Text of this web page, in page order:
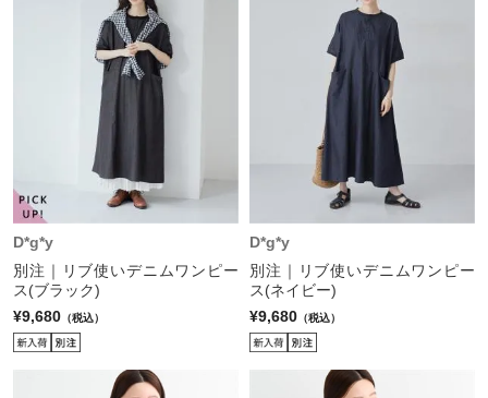
D*g*y
別注｜リブ使いデニムワンピー
ス(ブラック)
¥9,680 （税込）
D*g*y
別注｜リブ使いデニムワンピー
ス(ネイビー)
¥9,680 （税込）